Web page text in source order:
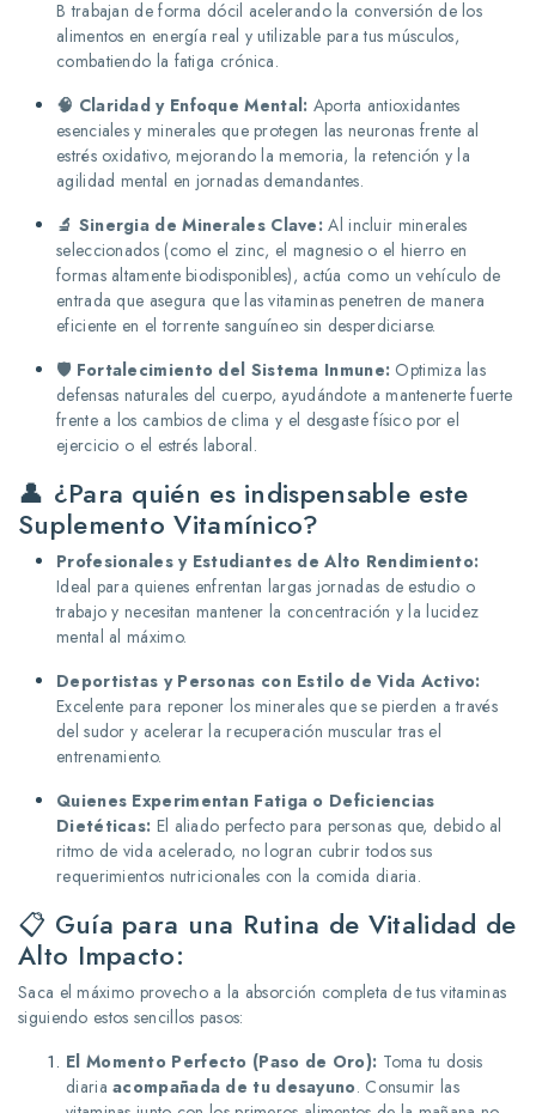
B trabajan de forma dócil acelerando la conversión de los
alimentos en energía real y utilizable para tus músculos,
combatiendo la fatiga crónica.
🧠 Claridad y Enfoque Mental: Aporta antioxidantes
esenciales y minerales que protegen las neuronas frente al
estrés oxidativo, mejorando la memoria, la retención y la
agilidad mental en jornadas demandantes.
🔬 Sinergia de Minerales Clave: Al incluir minerales
seleccionados (como el zinc, el magnesio o el hierro en
formas altamente biodisponibles), actúa como un vehículo de
entrada que asegura que las vitaminas penetren de manera
eficiente en el torrente sanguíneo sin desperdiciarse.
🛡️ Fortalecimiento del Sistema Inmune: Optimiza las
defensas naturales del cuerpo, ayudándote a mantenerte fuerte
frente a los cambios de clima y el desgaste físico por el
ejercicio o el estrés laboral.
👤 ¿Para quién es indispensable este
Suplemento Vitamínico?
Profesionales y Estudiantes de Alto Rendimiento:
Ideal para quienes enfrentan largas jornadas de estudio o
trabajo y necesitan mantener la concentración y la lucidez
mental al máximo.
Deportistas y Personas con Estilo de Vida Activo:
Excelente para reponer los minerales que se pierden a través
del sudor y acelerar la recuperación muscular tras el
entrenamiento.
Quienes Experimentan Fatiga o Deficiencias
Dietéticas: El aliado perfecto para personas que, debido al
ritmo de vida acelerado, no logran cubrir todos sus
requerimientos nutricionales con la comida diaria.
📋 Guía para una Rutina de Vitalidad de
Alto Impacto:
Saca el máximo provecho a la absorción completa de tus vitaminas
siguiendo estos sencillos pasos:
El Momento Perfecto (Paso de Oro): Toma tu dosis
diariaacompañada de tu desayuno. Consumir las